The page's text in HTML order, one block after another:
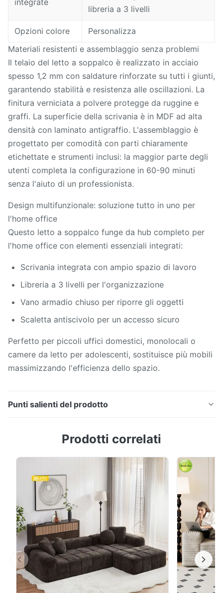
integrate
libreria a 3 livelli
Opzioni colore
Personalizza
Materiali resistenti e assemblaggio senza problemi
Il telaio del letto a soppalco è realizzato in acciaio
spesso 1,2 mm con saldature rinforzate su tutti i giunti,
garantendo stabilità e resistenza alle oscillazioni. La
finitura verniciata a polvere protegge da ruggine e
graffi. La superficie della scrivania è in MDF ad alta
densità con laminato antigraffio. L'assemblaggio è
progettato per comodità con parti chiaramente
etichettate e strumenti inclusi: la maggior parte degli
utenti completa la configurazione in 60-90 minuti
senza l'aiuto di un professionista.
Design multifunzionale: soluzione tutto in uno per
l'home office
Questo letto a soppalco funge da hub completo per
l'home office con elementi essenziali integrati:
Scrivania integrata con ampio spazio di lavoro
Libreria a 3 livelli per l'organizzazione
Vano armadio chiuso per riporre gli oggetti
Scaletta antiscivolo per un accesso sicuro
Perfetto per piccoli uffici domestici, monolocali o
camere da letto per adolescenti, sostituisce più mobili
massimizzando l'efficienza dello spazio.
Punti salienti del prodotto
salvaspazio per letto a soppalco in metallo con
massimizza l'efficienza dell'home office Questo
robusto letto a soppalco in metallo è progettato per
l'ottimizzazione dell'home office, trasformando stanze
Prodotti correlati